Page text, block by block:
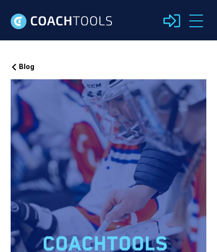
Kirjaudu
Aloita ilmainen kokeilu
Blog